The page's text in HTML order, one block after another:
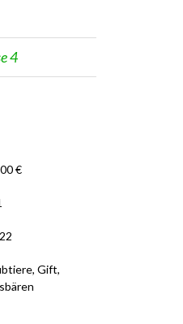
4
€
Gift,